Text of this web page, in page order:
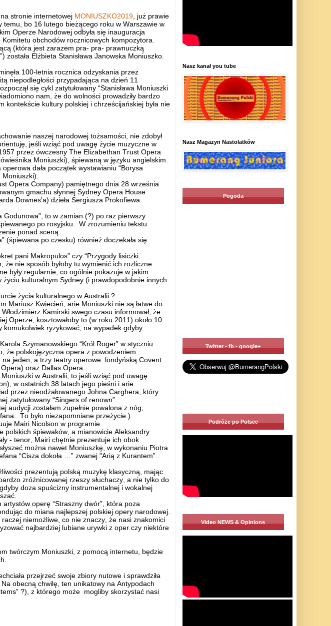
stronie internetowej MONIUSZKO2019, już prawie
temu, bo 16 lutego bieżącego roku w Warszawie w
Operze Narodowej odbyła się inauguracja
Komitetu obchodów rocznicowych kompozytora.
(która jest zarazem pra- pra- prawnuczką
została Elżbieta Stanisława Janowska Moniuszko.
100-letnia rocznica odzyskania przez
niepodległości przypadająca na dzień 11
się cykl zatytułowany “Stanisława Moniuszki
nam, że do wolności prowadziły bardzo
kultury polskiej i chrześcijańskiej była nie
naszej narodowej tożsamości, nie zdobył
jeśli wziąć pod uwagę życie muzyczne w
przez ówczesny The Elizabethan Trust Opera
Moniuszki), śpiewaną w języku angielskim.
dała początek wystawianiu “Borysa
Moniuszki).
Opera Company) pamiętnego dnia 28 września
gmachu słynnej Sydney Opera House
Downes'a) dzieła Sergiusza Prokofiewa
to w zamian (?) po raz pierwszy
po rosyjsku. W zrozumieniu tekstu
ponad sceną.
(śpiewana po czesku) również doczekała się
pani Makropulos” czy “Przygody lisiczki
że nie sposób byłoby tu wymienić ich rozliczne
były regularnie, co ogólnie pokazuje w jakim
kulturalnym Sydney (i prawdopodobnie innych
życia kulturalnego w Australii ?
Mariusz Kwiecień, arie Moniuszki nie są łatwe do
Kamirski swego czasu informował, że
Operze, kosztowałoby to (w roku 2011) około 10
ryzykować, na wypadek gdyby
Szymanowskiego “Król Roger” w styczniu
że polskojęzyczna opera z powodzeniem
jeden, a trzy teatry operowe: londyńską Covent
oraz Dallas Opera.
w Australii, to jeśli wziąć pod uwagę
w ostatnich 38 latach jego pieśni i arie
przez nieodżałowanego Johna Carghera, który
zatytułowany “Singers of renown”.
audycji zostałam zupełnie powalona z nóg,
To było niezapomniane przeżycie.)
Mairi Nicolson w programie
polskich śpiewaków, a mianowicie Aleksandry
- tenor, Mairi chętnie prezentuje ich obok
można nawet Moniuszkę, w wykonaniu Piotra
“Cisza dokoła …” zwanej "Arią z Kurantem”.
prezentują polską muzykę klasyczną, mając
zróżnicowanej rzeszy słuchaczy, a nie tylko do
doza spuścizny instrumentalnej i wokalnej
operę “Straszny dwór”, która poza
do miana najlepszej polskiej opery narodowej.
niemożliwe, co nie znaczy, że nasi znakomici
najbardziej lubiane urywki z oper czy niektóre
twórczym Moniuszki, z pomocą internetu, będzie
przejrzeć swoje zbiory nutowe i sprawdziła
Na obecną chwilę, ten unikatowy na Antypodach
?), z którego może mogliby skorzystać nasi
Nasz kanał you tube
Nasz Magazyn Nastolatków
Pogoda
Twitter - fb - google+
Podróże po Polsce
Video NEWS & Opinions